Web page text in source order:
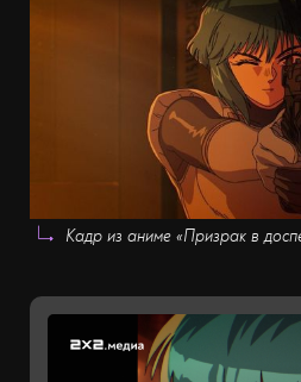
Кадр из аниме «Призрак в